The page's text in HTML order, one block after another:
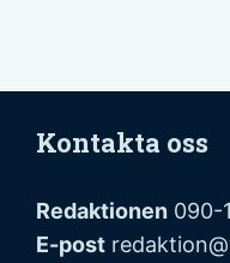
Kontakta oss
Redaktionen 090-
E-post